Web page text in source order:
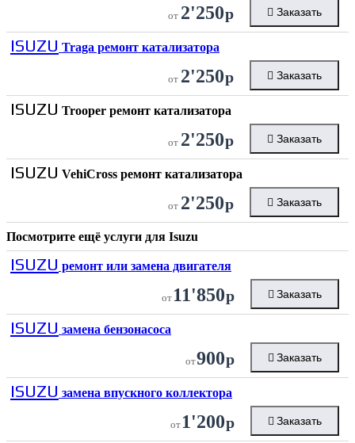
от 2'250р Заказать
ISUZU Traga ремонт катализатора
от 2'250р Заказать
ISUZU Trooper ремонт катализатора
от 2'250р Заказать
ISUZU VehiCross ремонт катализатора
от 2'250р Заказать
Посмотрите ещё услуги для Isuzu
ISUZU ремонт или замена двигателя
от 11'850р Заказать
ISUZU замена бензонасоса
от900р Заказать
ISUZU замена впускного коллектора
от 1'200р Заказать